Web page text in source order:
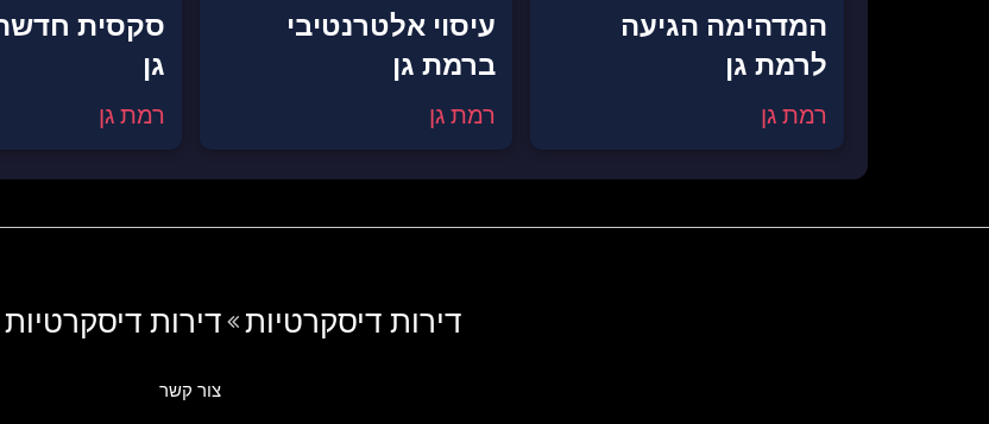
המדהימה הגיעה
לרמת גן
רמת גן
עיסוי אלטרנטיבי
ברמת גן
רמת גן
סקסית
גן
רמת גן
דירות דיסקרטיות דירות
צור קשר